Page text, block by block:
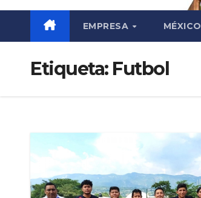
EMPRESA MÉXICO
Etiqueta: Futbol